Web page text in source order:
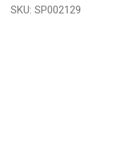
SKU: SP002129